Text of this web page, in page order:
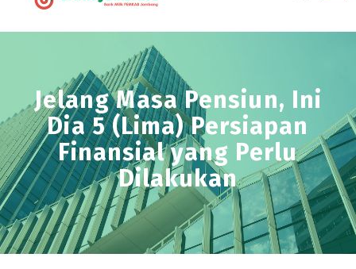
Jelang Masa Pensiun, Ini
Dia 5 (Lima) Persiapan
Finansial yang Perlu
Dilakukan